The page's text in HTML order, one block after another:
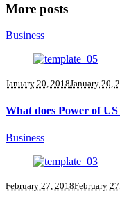
More posts
Business
January 20, 2018January 20,
What does Power of
Business
February 27, 2018February